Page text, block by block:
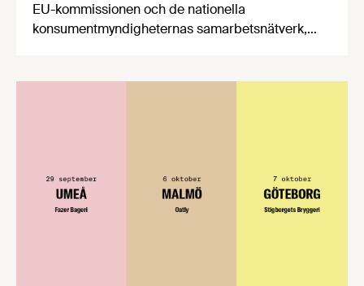
EU-kommissionen och de nationella
konsumentmyndigheternas samarbetsnätverk,